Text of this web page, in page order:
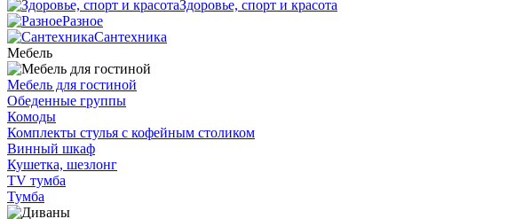
Здоровье, спорт и красота
Разное
Сантехника
Мебель
Мебель для гостиной
Обеденные группы
Комоды
Комплекты стулья с кофейным столиком
Винный шкаф
Кушетка, шезлонг
TV тумба
Тумба